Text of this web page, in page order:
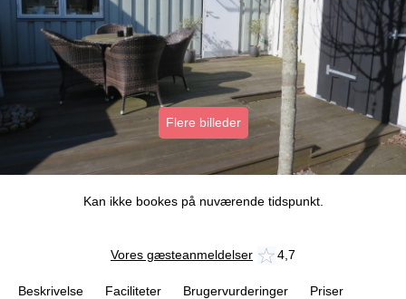
Flere billeder
Kan ikke bookes på nuværende tidspunkt.
Vores gæsteanmeldelser 4,7
Beskrivelse Faciliteter Brugervurderinger
Priser